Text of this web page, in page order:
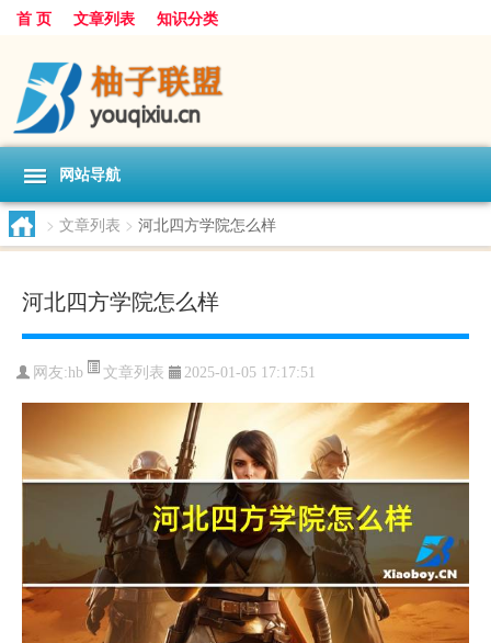
首 页 文章列表 知识分类
网站导航
> 文章列表 > 河北四方学院怎么样
河北四方学院怎么样
网友:hb 文章列表 2025-01-05 17:17:51